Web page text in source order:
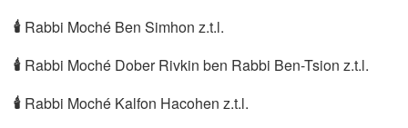
🕯 Rabbi Moché Ben Simhon z.t.l.
🕯 Rabbi Moché Dober Rivkin ben Rabbi Ben-Tsion z.t.l.
🕯 Rabbi Moché Kalfon Hacohen z.t.l.